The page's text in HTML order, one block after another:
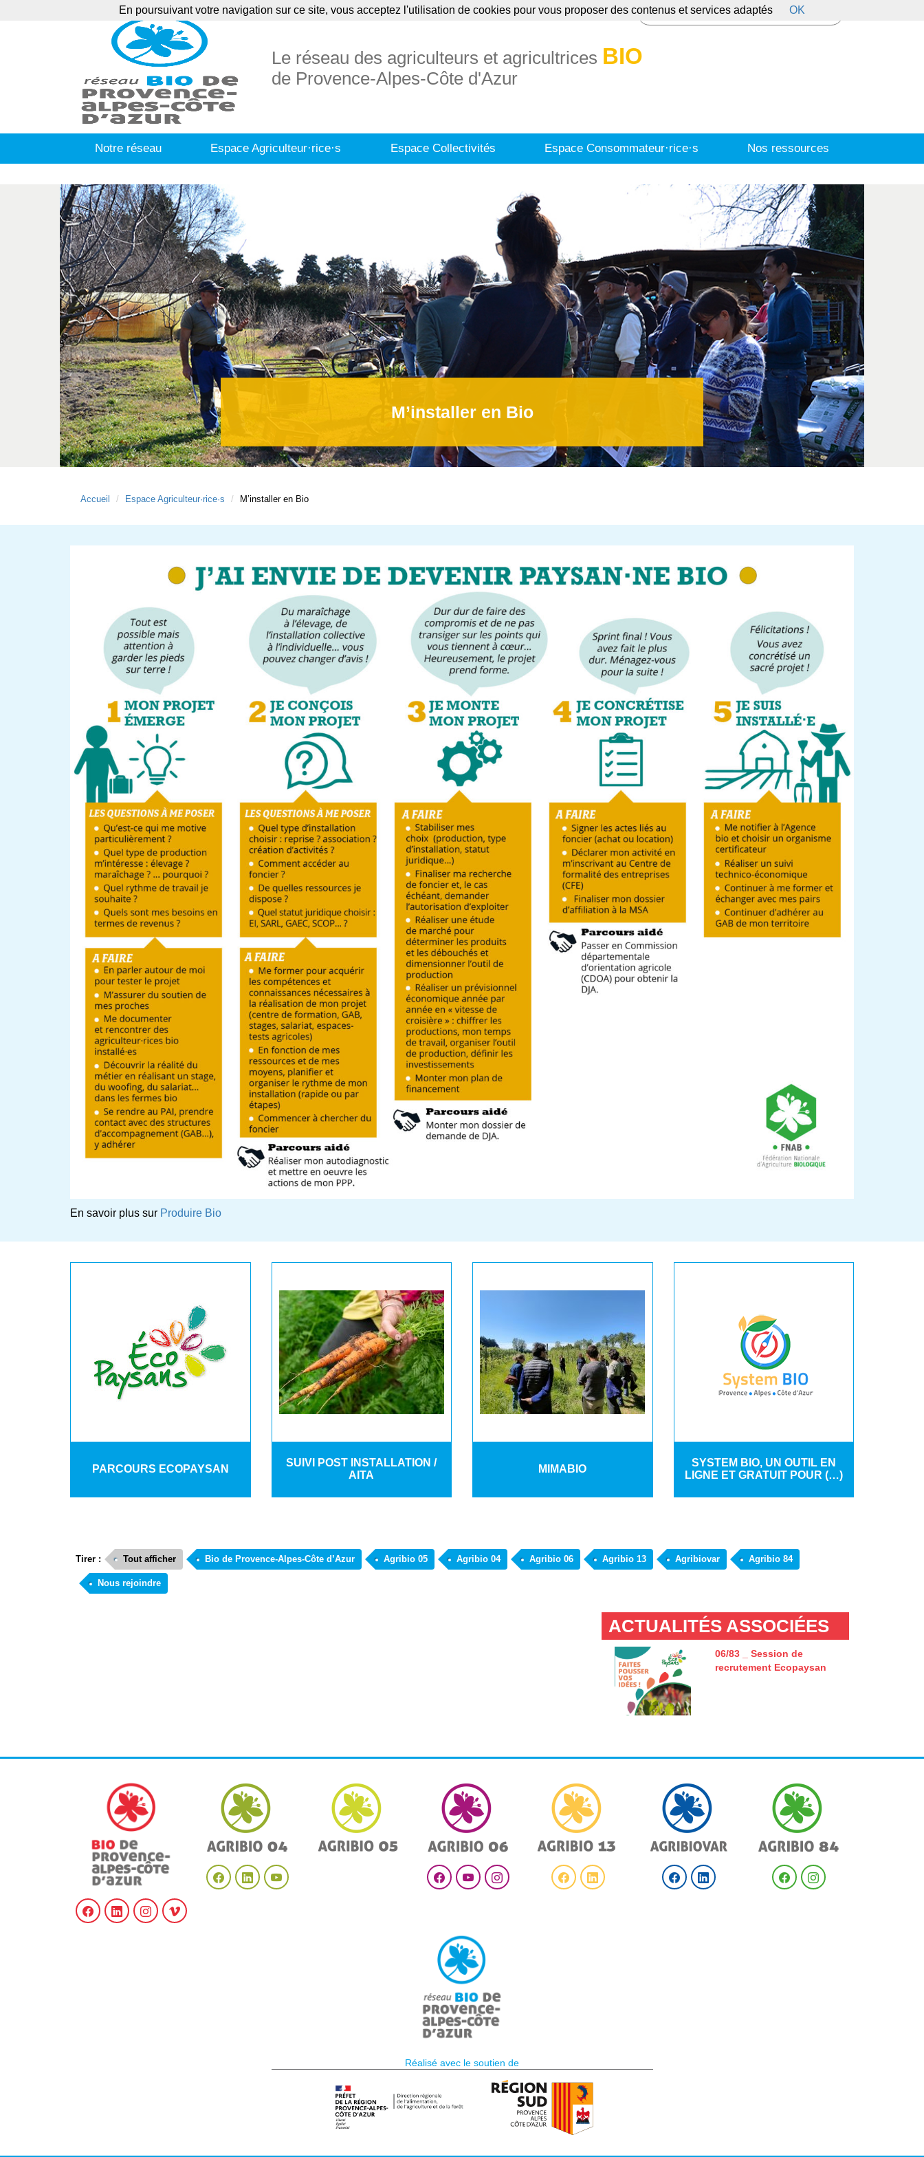
Agenda Annuaire Annonces Formations Publications
Le réseau des agriculteurs et agricultrices BIO
de Provence-Alpes-Côte d'Azur
Notre réseau Espace Agriculteur·rice·s Espace Collectivités Espace Consommateur·rice·s Nos ressources
M’installer en Bio
Accueil Espace Agriculteur·rice·s M’installer en Bio
En savoir plus sur Produire Bio
PARCOURS ECOPAYSAN
SUIVI POST INSTALLATION /
AITA
MIMABIO
SYSTEM BIO, UN OUTIL EN
LIGNE ET GRATUIT POUR (…)
Tirer : Tout afficher Bio de Provence-Alpes-Côte d’Azur Agribio 05 Agribio 04 Agribio 06 Agribio 13 Agribiovar Agribio 84
Nous rejoindre
ACTUALITÉS ASSOCIÉES
06/83 _ Session de
recrutement Ecopaysan
Réalisé avec le soutien de
En poursuivant votre navigation sur ce site, vous acceptez l'utilisation de cookies pour vous proposer des contenus et services adaptés OK